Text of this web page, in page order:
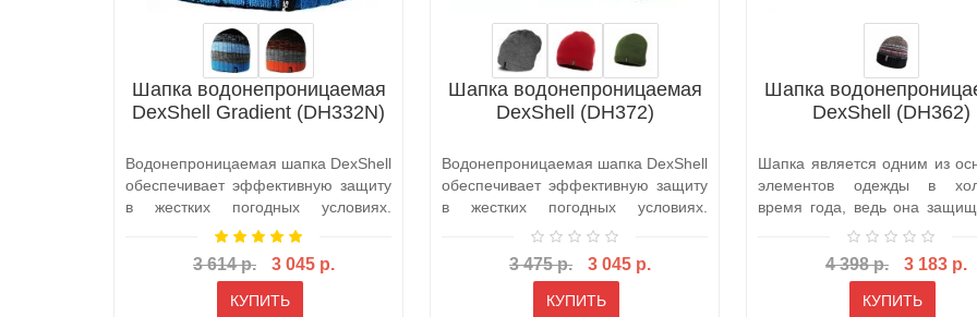
Шапка водонепроницаемая
DexShell Gradient (DH332N)
Водонепроницаемая шапка DexShell
обеспечивает эффективную защиту
в жестких погодных условиях.
3 614 р. 3 045 р.
КУПИТЬ
Шапка водонепроницаемая
DexShell (DH372)
Водонепроницаемая шапка DexShell
обеспечивает эффективную защиту
в жестких погодных условиях.
3 475 р. 3 045 р.
КУПИТЬ
Шапка
DexShell (DH362)
Шапка является одним из
элементов одежды в
время года, ведь она
4 398 р. 3 183 р.
КУПИТЬ